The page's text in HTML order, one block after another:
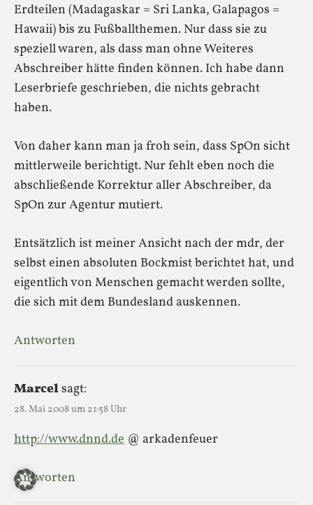
Erdteilen (Madagaskar = Sri Lanka, Galapagos =
Hawaii) bis zu Fußballthemen. Nur dass sie zu
speziell waren, als dass man ohne Weiteres
Abschreiber hätte finden können. Ich habe dann
Leserbriefe geschrieben, die nichts gebracht
haben.
Von daher kann man ja froh sein, dass SpOn sicht
mittlerweile berichtigt. Nur fehlt eben noch die
abschließende Korrektur aller Abschreiber, da
SpOn zur Agentur mutiert.
Entsätzlich ist meiner Ansicht nach der mdr, der
selbst einen absoluten Bockmist berichtet hat, und
eigentlich von Menschen gemacht werden sollte,
die sich mit dem Bundesland auskennen.
Antworten
Marcelsagt:
28. Mai 2008 um 21:58 Uhr
http://www.dnnd.de @ arkadenfeuer
Antworten